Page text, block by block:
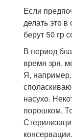
Если
делать это
берут 50 гр
В период
время зря,
Я,
насухо.
порошком.
консервации.